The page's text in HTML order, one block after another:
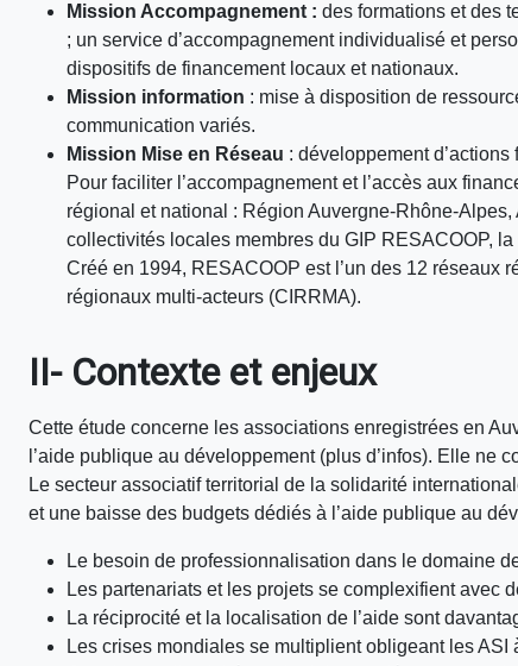
Mission Accompagnement : des formations et des
; un service d’accompagnement individualisé et
dispositifs de financement locaux et nationaux.
Mission information : mise à disposition de
communication variés.
Mission Mise en Réseau : développement
Pour faciliter l’accompagnement et l’accès aux
régional et national : Région Auvergne-Rhône-
collectivités locales membres du GIP RESACOOP,
Créé en 1994, RESACOOP est l’un des 12 réseaux
régionaux multi-acteurs (CIRRMA).
II- Contexte et enjeux
Cette étude concerne les associations enregistrées en
l’aide publique au développement (plus d’infos). Elle
Le secteur associatif territorial de la solidarité
et une baisse des budgets dédiés à l’aide publique au
Le besoin de professionnalisation dans le domaine
Les partenariats et les projets se complexifient avec
La réciprocité et la localisation de l’aide sont
Les crises mondiales se multiplient obligeant les